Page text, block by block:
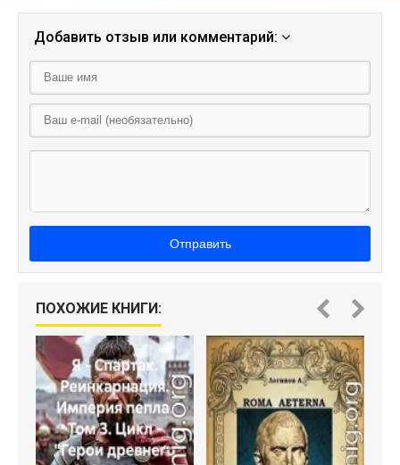
Добавить отзыв или комментарий:
Отправить
ПОХОЖИЕ КНИГИ: